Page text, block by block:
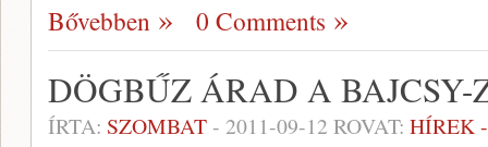
Bővebben 0 Comments
DÖGBŰZ ÁRAD A
ÍRTA: SZOMBAT- 2011-09-12 ROVAT: HÍREK